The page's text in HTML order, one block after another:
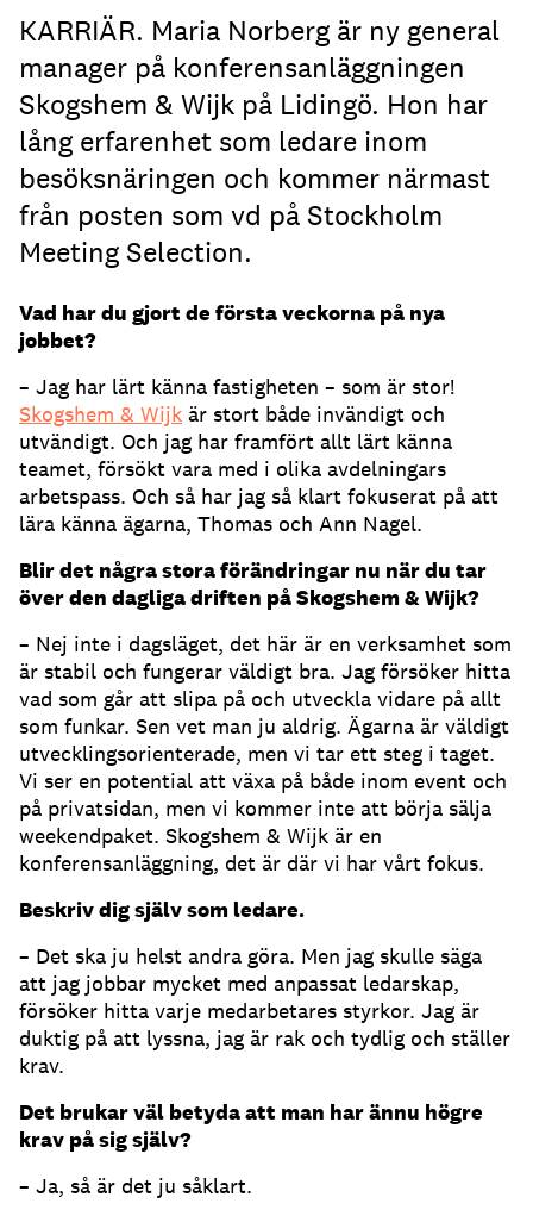
KARRIÄR. Maria Norberg är ny general
manager på konferensanläggningen
Skogshem & Wijk på Lidingö. Hon har
lång erfarenhet som ledare inom
besöksnäringen och kommer närmast
från posten som vd på Stockholm
Meeting Selection.
Vad har du gjort de första veckorna på nya
jobbet?
– Jag har lärt känna fastigheten – som är stor!
Skogshem & Wijk är stort både invändigt och
utvändigt. Och jag har framfört allt lärt känna
teamet, försökt vara med i olika avdelningars
arbetspass. Och så har jag så klart fokuserat på att
lära känna ägarna, Thomas och Ann Nagel.
Blir det några stora förändringar nu när du tar
över den dagliga driften på Skogshem & Wijk?
– Nej inte i dagsläget, det här är en verksamhet som
är stabil och fungerar väldigt bra. Jag försöker hitta
vad som går att slipa på och utveckla vidare på allt
som funkar. Sen vet man ju aldrig. Ägarna är väldigt
utvecklingsorienterade, men vi tar ett steg i taget.
Vi ser en potential att växa på både inom event och
på privatsidan, men vi kommer inte att börja sälja
weekendpaket. Skogshem & Wijk är en
konferensanläggning, det är där vi har vårt fokus.
Beskriv dig själv som ledare.
– Det ska ju helst andra göra. Men jag skulle säga
att jag jobbar mycket med anpassat ledarskap,
försöker hitta varje medarbetares styrkor. Jag är
duktig på att lyssna, jag är rak och tydlig och ställer
krav.
Det brukar väl betyda att man har ännu högre
krav på sig själv?
– Ja, så är det ju såklart.